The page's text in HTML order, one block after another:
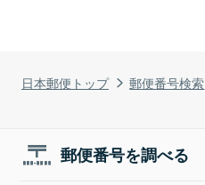
日本郵便トップ 郵便番号検索
郵便番号を調べる